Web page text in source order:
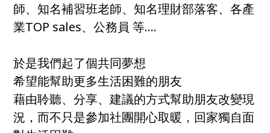
師、知名補習班老師、知名理財部落客、各產
業TOP sales、公務員 等....
於是我們起了個共同夢想
希望能幫助更多生活困難的朋友
藉由聆聽、分享、建議的方式幫助朋友改變現
況，而不只是參加社團開心取暖，回家獨自面